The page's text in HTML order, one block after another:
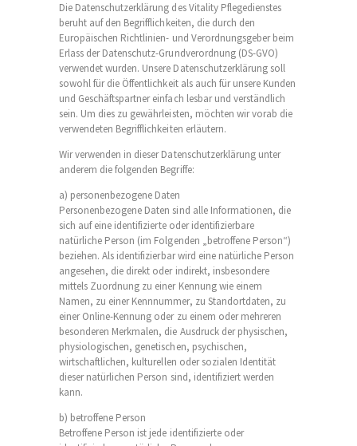
Die Datenschutzerklärung des Vitality Pflegedienstes
beruht auf den Begrifflichkeiten, die durch den
Europäischen Richtlinien- und Verordnungsgeber beim
Erlass der Datenschutz-Grundverordnung (DS-GVO)
verwendet wurden. Unsere Datenschutzerklärung soll
sowohl für die Öffentlichkeit als auch für unsere Kunden
und Geschäftspartner einfach lesbar und verständlich
sein. Um dies zu gewährleisten, möchten wir vorab die
verwendeten Begrifflichkeiten erläutern.
Wir verwenden in dieser Datenschutzerklärung unter
anderem die folgenden Begriffe:
a) personenbezogene Daten
Personenbezogene Daten sind alle Informationen, die
sich auf eine identifizierte oder identifizierbare
natürliche Person (im Folgenden „betroffene Person“)
beziehen. Als identifizierbar wird eine natürliche Person
angesehen, die direkt oder indirekt, insbesondere
mittels Zuordnung zu einer Kennung wie einem
Namen, zu einer Kennnummer, zu Standortdaten, zu
einer Online-Kennung oder zu einem oder mehreren
besonderen Merkmalen, die Ausdruck der physischen,
physiologischen, genetischen, psychischen,
wirtschaftlichen, kulturellen oder sozialen Identität
dieser natürlichen Person sind, identifiziert werden
kann.
b) betroffene Person
Betroffene Person ist jede identifizierte oder